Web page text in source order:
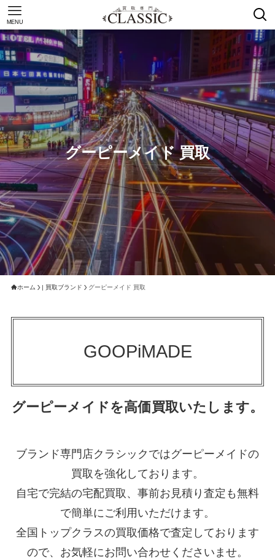
MENU
グーピーメイド 買取
ホーム | 買取ブランド グーピーメイド 買取
GOOPiMADE
グーピーメイドを高価買取いたします。
ブランド専門店クラシックではグーピーメイドの
買取を強化しております。
自宅で完結の宅配買取、事前お見積り査定も無料
で簡単にご利用いただけます。
全国トップクラスの買取価格で査定しております
ので、お気軽にお問い合わせくださいませ。